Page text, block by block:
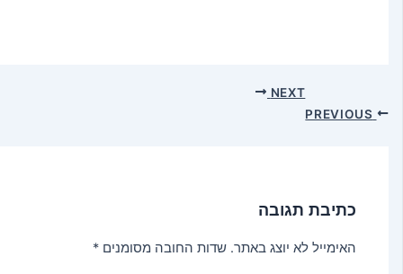
PREVIOUS
NEXT
כתיבת תגובה
האימייל לא יוצג באתר. שדות החובה מסומנים*